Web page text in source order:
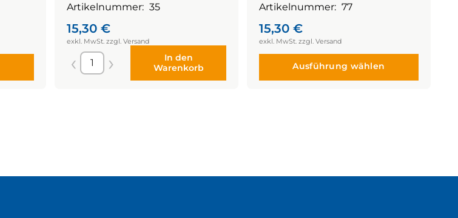
Artikelnummer: 35
15,30 €
In den
Warenkorb
Artikelnummer: 77
15,30 €
Ausführung wählen